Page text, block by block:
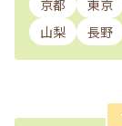
京都 東京
山梨
長野